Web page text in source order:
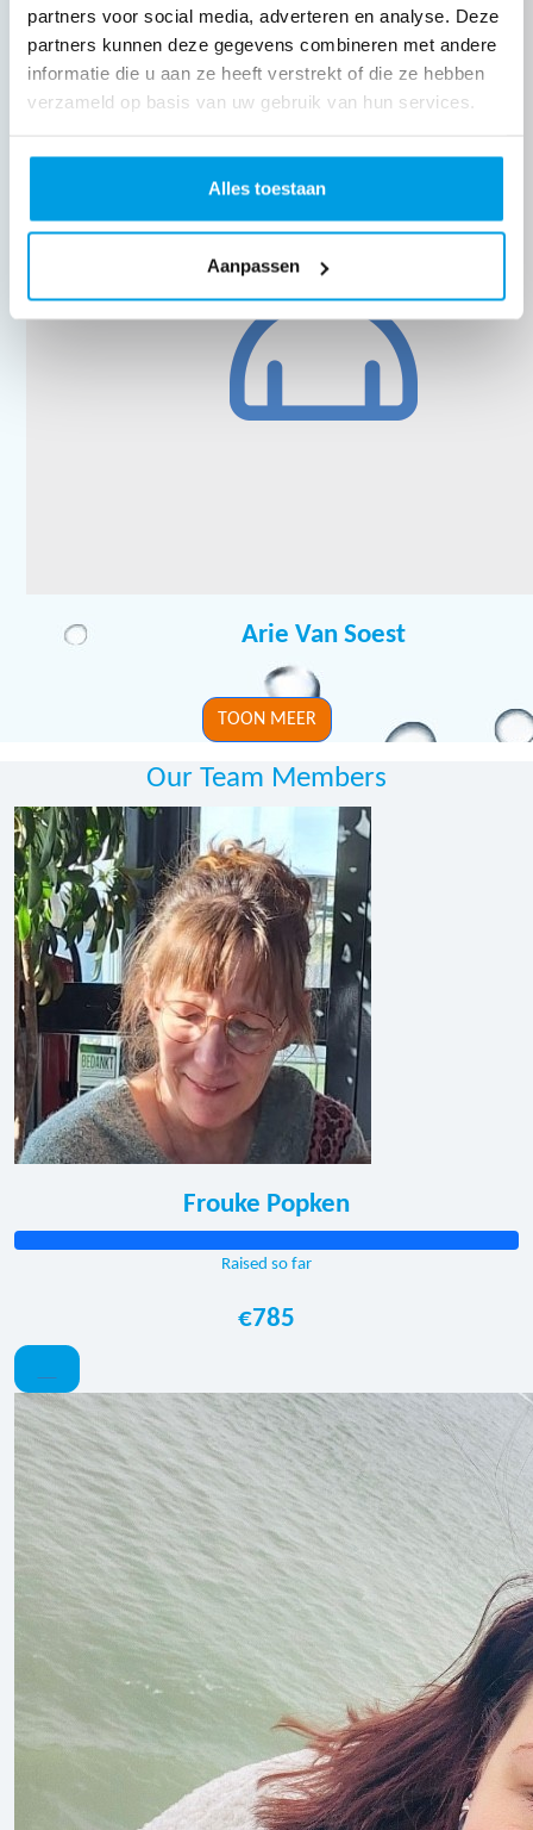
partners voor social media, adverteren en analyse. Deze
partners kunnen deze gegevens combineren met andere
informatie die u aan ze heeft verstrekt of die ze hebben
verzameld op basis van uw gebruik van hun services.
Alles toestaan
Aanpassen
€20,89
Arie Van Soest
TOON MEER
Our Team Members
Frouke Popken
Raised so far
€785